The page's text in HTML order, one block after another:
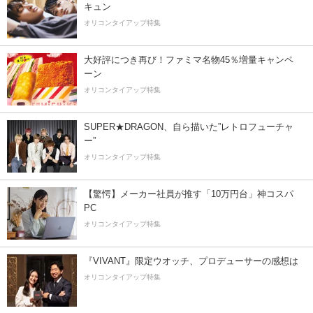
キュン
オリコンタイアップ特集
大好評につき再び！ファミマ名物45％増量キャンペ
ーン
オリコンタイアップ特集
SUPER★DRAGON、自ら描いた”レトロフューチャ
ー”
オリコンタイアップ特集
【驚愕】メーカー社員が推す「10万円台」神コスパ
PC
オリコンタイアップ特集
『VIVANT』限定ウオッチ、プロデューサーの感想は
オリコンタイアップ特集